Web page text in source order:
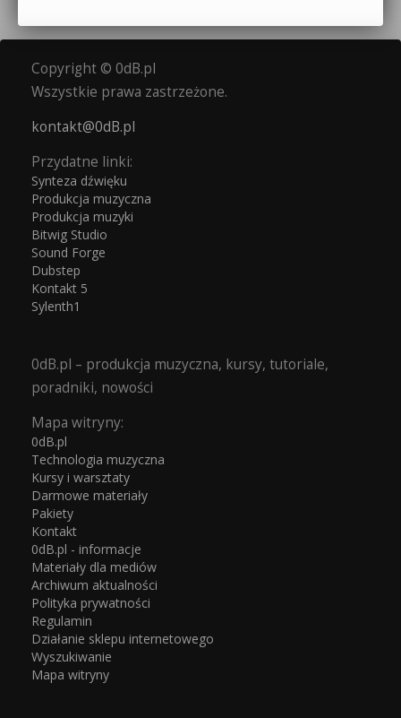
Copyright © 0dB.pl
Wszystkie prawa zastrzeżone.
kontakt@0dB.pl
Przydatne linki:
Synteza dźwięku
Produkcja muzyczna
Produkcja muzyki
Bitwig Studio
Sound Forge
Dubstep
Kontakt 5
Sylenth1
0dB.pl – produkcja muzyczna, kursy, tutoriale,
poradniki, nowości
Mapa witryny:
0dB.pl
Technologia muzyczna
Kursy i warsztaty
Darmowe materiały
Pakiety
Kontakt
0dB.pl - informacje
Materiały dla mediów
Archiwum aktualności
Polityka prywatności
Regulamin
Działanie sklepu internetowego
Wyszukiwanie
Mapa witryny